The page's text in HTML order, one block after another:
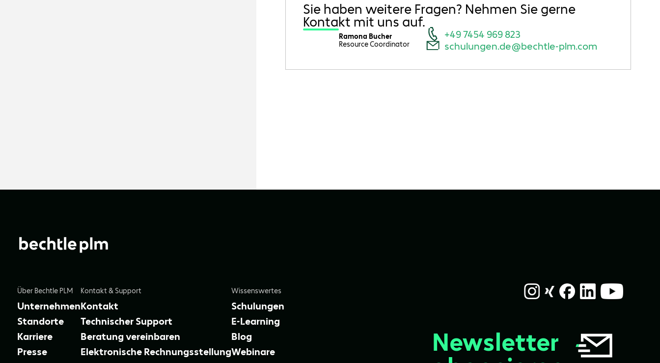
Sie haben weitere Fragen? Nehmen Sie gerne
Kontakt mit uns auf.
Ramona Bucher
Resource Coordinator
+49 7454 969 823
schulungen.de@bechtle-plm.com
Über Bechtle PLM
Unternehmen
Standorte
Karriere
Presse
Kontakt & Support
Kontakt
Technischer Support
Beratung vereinbaren
Elektronische Rechnungsstellung
Wissenswertes
Schulungen
E-Learning
Blog
Webinare
Newsletter